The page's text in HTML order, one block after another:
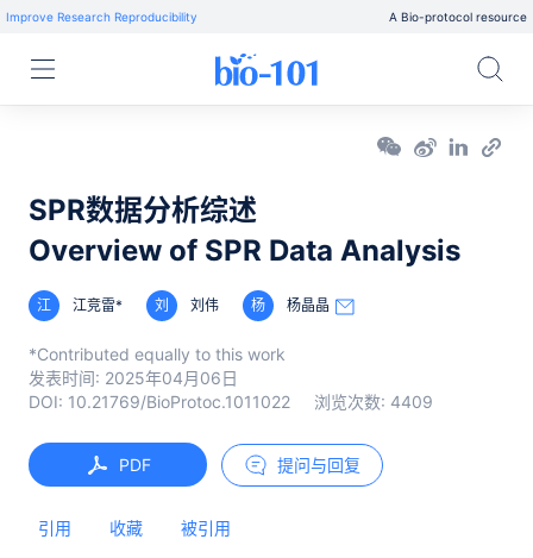
Improve Research Reproducibility A Bio-protocol resource
SPR数据分析综述
Overview of SPR Data Analysis
江 江竞雷* 刘 刘伟 杨 杨晶晶
*Contributed equally to this work
发表时间: 2025年04月06日
DOI: 10.21769/BioProtoc.1011022 浏览次数: 4409
PDF 提问与回复
引用 收藏 被引用